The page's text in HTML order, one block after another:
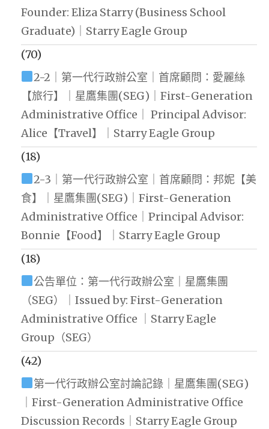
Founder: Eliza Starry (Business School
Graduate)｜Starry Eagle Group
(70)
2-2｜第一代行政辦公室｜首席顧問：愛麗絲
【旅行】｜星鷹集團(SEG)｜First-Generation
Administrative Office｜ Principal Advisor:
Alice【Travel】｜Starry Eagle Group
(18)
2-3｜第一代行政辦公室｜首席顧問：邦妮【美
食】｜星鷹集團(SEG)｜First-Generation
Administrative Office｜Principal Advisor:
Bonnie【Food】｜Starry Eagle Group
(18)
公告單位：第一代行政辦公室｜星鷹集團
（SEG）｜Issued by: First-Generation
Administrative Office ｜Starry Eagle
Group（SEG）
(42)
第一代行政辦公室討論記錄｜星鷹集團(SEG)
｜First-Generation Administrative Office
Discussion Records｜Starry Eagle Group